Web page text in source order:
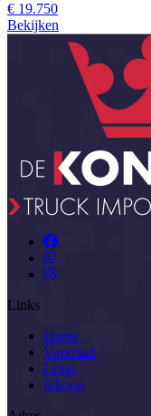
€ 19.750
Bekijken
Links
Home
Voorraad
Lease
Inkoop